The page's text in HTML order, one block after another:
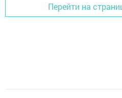
Перейти на